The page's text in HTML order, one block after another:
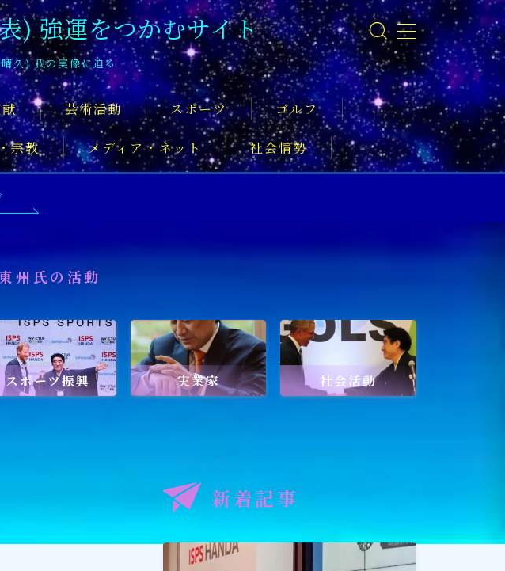
) 強運をつかむサイト
久) 氏の実像に迫る
芸術活動 スポーツ ゴルフ
宗教 メディア・ネット 社会情勢
るおすすめの記事
音楽家 スポーツ振興 実業家 社会活動
のにおすすめの記事
トで何を学ぶ？ 禅とワールドメイト
州氏の活動
スポーツ振興 実業家 社会活動
新着記事